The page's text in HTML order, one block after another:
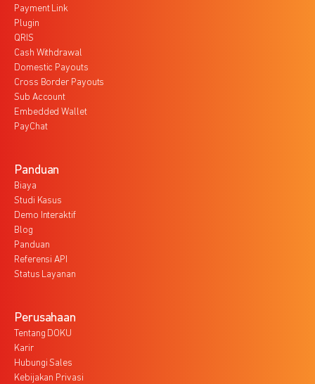
Payment Link
Plugin
QRIS
Cash Withdrawal
Domestic Payouts
Cross Border Payouts
Sub Account
Embedded Wallet
PayChat
Panduan
Biaya
Studi Kasus
Demo Interaktif
Blog
Panduan
Referensi API
Status Layanan
Perusahaan
Tentang DOKU
Karir
Hubungi Sales
Kebijakan Privasi